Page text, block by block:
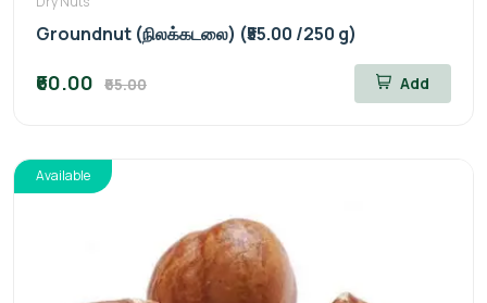
Groundnut (நிலக்கடலை) (₹55.00 /250 g)
₹60.00 ₹65.00 Add
Available